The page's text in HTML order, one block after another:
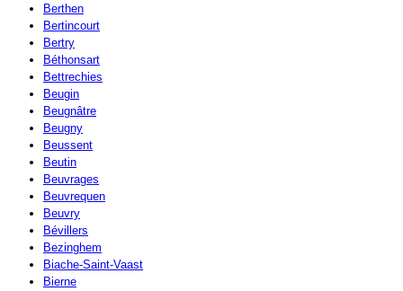
Berthen
Bertincourt
Bertry
Béthonsart
Bettrechies
Beugin
Beugnâtre
Beugny
Beussent
Beutin
Beuvrages
Beuvrequen
Beuvry
Bévillers
Bezinghem
Biache-Saint-Vaast
Bierne